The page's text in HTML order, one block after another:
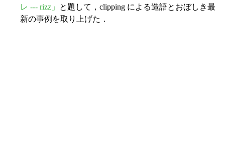
レ --- rizz」
と題して，clipping による造語とおぼしき最
新の事例を取り上げた．